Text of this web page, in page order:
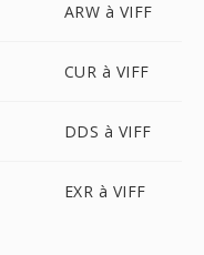
ARW à VIFF
CUR à VIFF
DDS à VIFF
EXR à VIFF